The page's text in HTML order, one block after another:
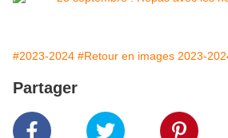
#2023-2024 #Retour en images 2023-
Partager